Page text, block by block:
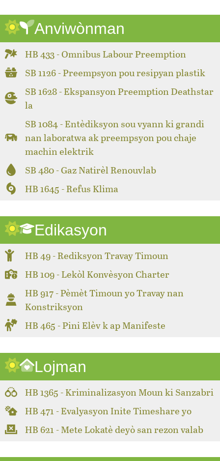
Anviwònman
HB 433 - Omnibus Labour Preemption
SB 1126 - Preempsyon pou resipyan plastik
SB 1628 - Ekspansyon Preemption Deathstar
la
SB 1084 - Entèdiksyon sou vyann ki grandi
nan laboratwa ak preempsyon pou chaje
machin elektrik
SB 480 - Gaz Natirèl Renouvlab
HB 1645 - Refus Klima
Edikasyon
HB 49 - Rediksyon Travay Timoun
HB 109 - Lekòl Konvèsyon Charter
HB 917 - Pèmèt Timoun yo Travay nan
Konstriksyon
HB 465 - Pini Elèv k ap Manifeste
Lojman
HB 1365 - Kriminalizasyon Moun ki Sanzabri
HB 471 - Evalyasyon Inite Timeshare yo
HB 621 - Mete Lokatè deyò san rezon valab